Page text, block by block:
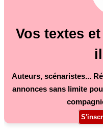
Vos textes
Auteurs, scénaristes...
annonces sans limite